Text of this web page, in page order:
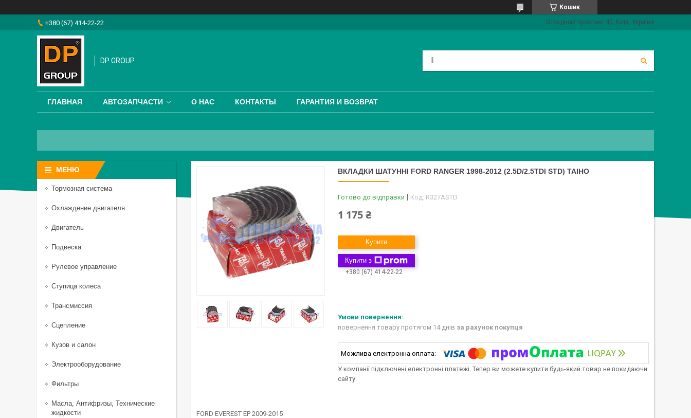
Кошик
+380 (67) 414-22-22 Отрадный проспект 40, Київ, Україна
DP GROUP
ГЛАВНАЯ АВТОЗАПЧАСТИ О НАС КОНТАКТЫ ГАРАНТИЯ И ВОЗВРАТ
ВКЛАДКИ ШАТУННІ FORD RANGER 1998-2012 (2.5D/2.5TDI STD) TAIHO
Готово до відправки Код: R327ASTD
1 175 ₴
Купити
Купити з
+380 (67) 414-22-22
повернення товару протягом 14 днів за рахунок покупця
У компанії підключені електронні платежі. Тепер ви можете купити будь-який товар не покидаючи
сайту.
FORD EVEREST EP 2009-2015
Тормозная система
Охлаждение двигателя
Двигатель
Подвеска
Рулевое управление
Ступица колеса
Трансмиссия
Сцепление
Кузов и салон
Электрооборудование
Фильтры
Масла, Антифризы, Технические
жидкости